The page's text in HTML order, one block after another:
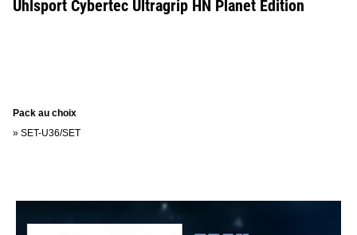
Uhlsport Cybertec Ultragrip HN Planet Edition
Pack au choix
» SET-U36/SET